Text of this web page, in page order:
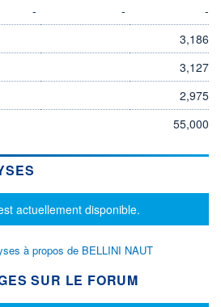
- -
-
3,186
3,127
2,975
55,000
actuellement disponible.
à propos de BELLINI NAUT
SUR LE FORUM